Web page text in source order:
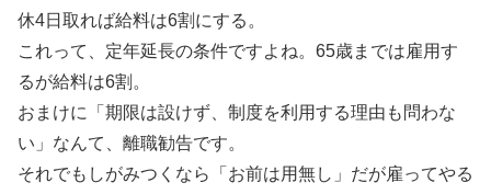
休4日取れば給料は6割にする。
これって、定年延長の条件ですよね。65歳までは雇用す
るが給料は6割。
おまけに「期限は設けず、制度を利用する理由も問わな
い」なんて、離職勧告です。
それでもしがみつくなら「お前は用無し」だが雇ってやる